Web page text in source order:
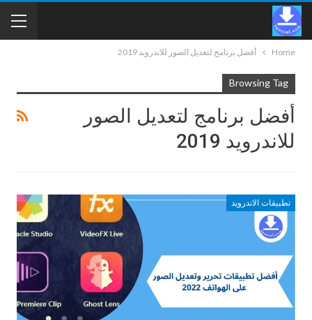
Home أفضل برنامج لتعديل الصور للاندرويد 2019
Browsing Tag
أفضل برنامج لتعديل الصور
للاندرويد 2019
تطبيقات الاندرويد